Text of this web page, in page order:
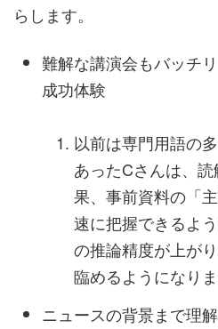
らします。
難解な講演会もバッチ
成功体験
以前は専門用語の
あったCさんは、
果、事前資料の「
速に把握できるよ
の推論精度が上が
臨めるようになりま
ニュースの背景まで理